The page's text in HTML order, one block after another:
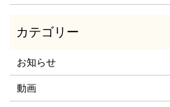
お知らせ
動画